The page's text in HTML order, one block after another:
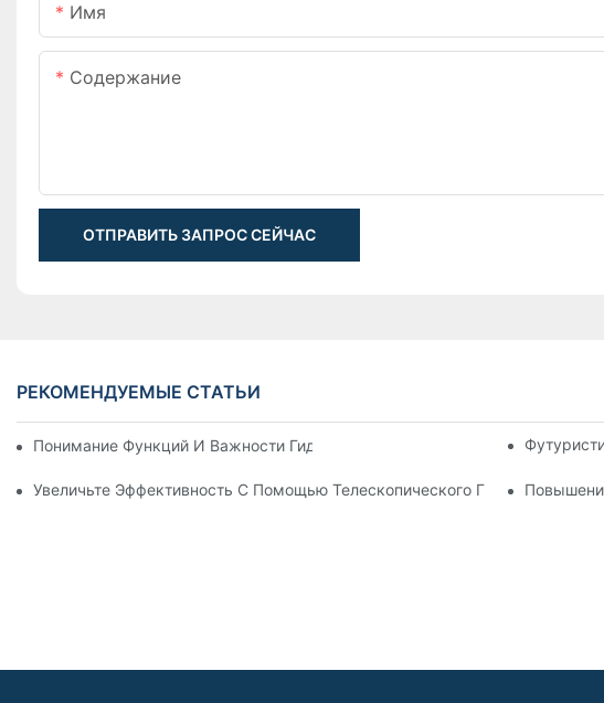
Имя
Содержание
ОТПРАВИТЬ ЗАПРОС СЕЙЧАС
РЕКОМЕНДУЕМЫЕ СТАТЬИ
Понимание Функций И Важности Гидравлических Цилиндров Рулевой
Увеличьте Эффективность С Помощью Телескопического